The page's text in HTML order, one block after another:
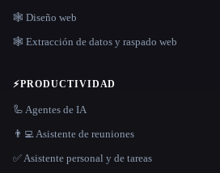
🕸 Diseño web
🕸️ Extracción de datos y raspado web
⚡PRODUCTIVIDAD
🦾 Agentes de IA
👨‍💻 Asistente de reuniones
✅ Asistente personal y de tareas